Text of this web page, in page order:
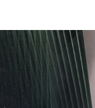
トピックス
TBS
お知らせ
イベント・
YouTube
会社情報